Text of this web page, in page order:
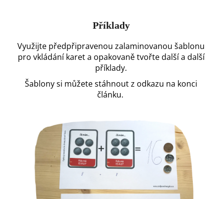
Příklady
Využijte předpřipravenou zalaminovanou šablonu
pro vkládání karet a opakovaně tvořte další a další
příklady.
Šablony si můžete stáhnout z odkazu na konci
článku.